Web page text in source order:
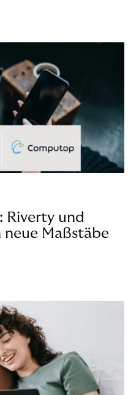
Riverty und
Maßstäbe